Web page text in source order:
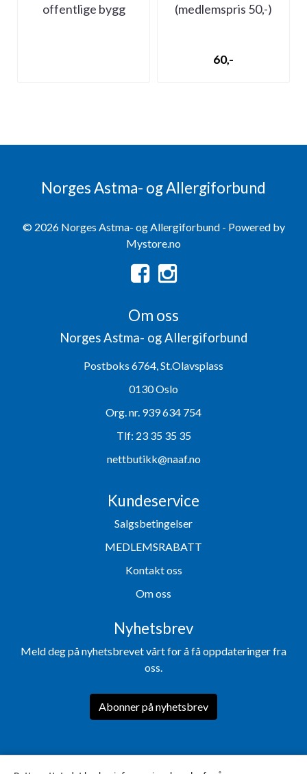
offentlige bygg
(medlemspris 50,-)
60,-
Norges Astma- og Allergiforbund
© 2026 Norges Astma- og Allergiforbund - Powered by
Mystore.no
Om oss
Norges Astma- og Allergiforbund
Postboks 6764, St.Olavsplass
0130 Oslo
Org. nr. 939 634 754
Tlf: 23 35 35 35
nettbutikk@naaf.no
Kundeservice
Salgsbetingelser
MEDLEMSRABATT
Kontakt oss
Om oss
Nyhetsbrev
Meld deg på nyhetsbrevet vårt for å få oppdateringer fra
oss.
Abonner på nyhetsbrev